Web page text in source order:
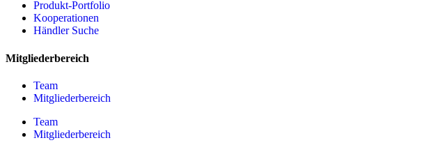
Produkt-Portfolio
Kooperationen
Händler Suche
Mitgliederbereich
Team
Mitgliederbereich
Team
Mitgliederbereich